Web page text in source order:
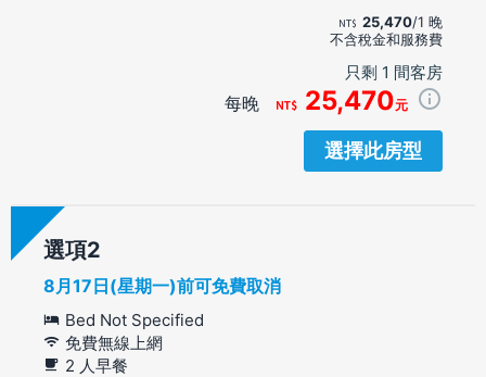
25,470/1 晚
不含稅金和服務費
只剩 1 間客房
每晚 25,470元
選擇此房型
選項
8月17日(星期一)前可免費取消
Bed Not Specified
免費無線上網
2 人早餐